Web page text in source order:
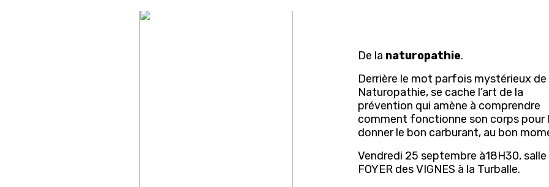
De la naturopathie.
Derrière le mot parfois mystérieux de
Naturopathie, se cache l’art de la
prévention qui amène à comprendre
comment fonctionne son corps pour
donner le bon carburant, au bon
Vendredi 25 septembre à18H30, salle
FOYER des VIGNES à la Turballe.